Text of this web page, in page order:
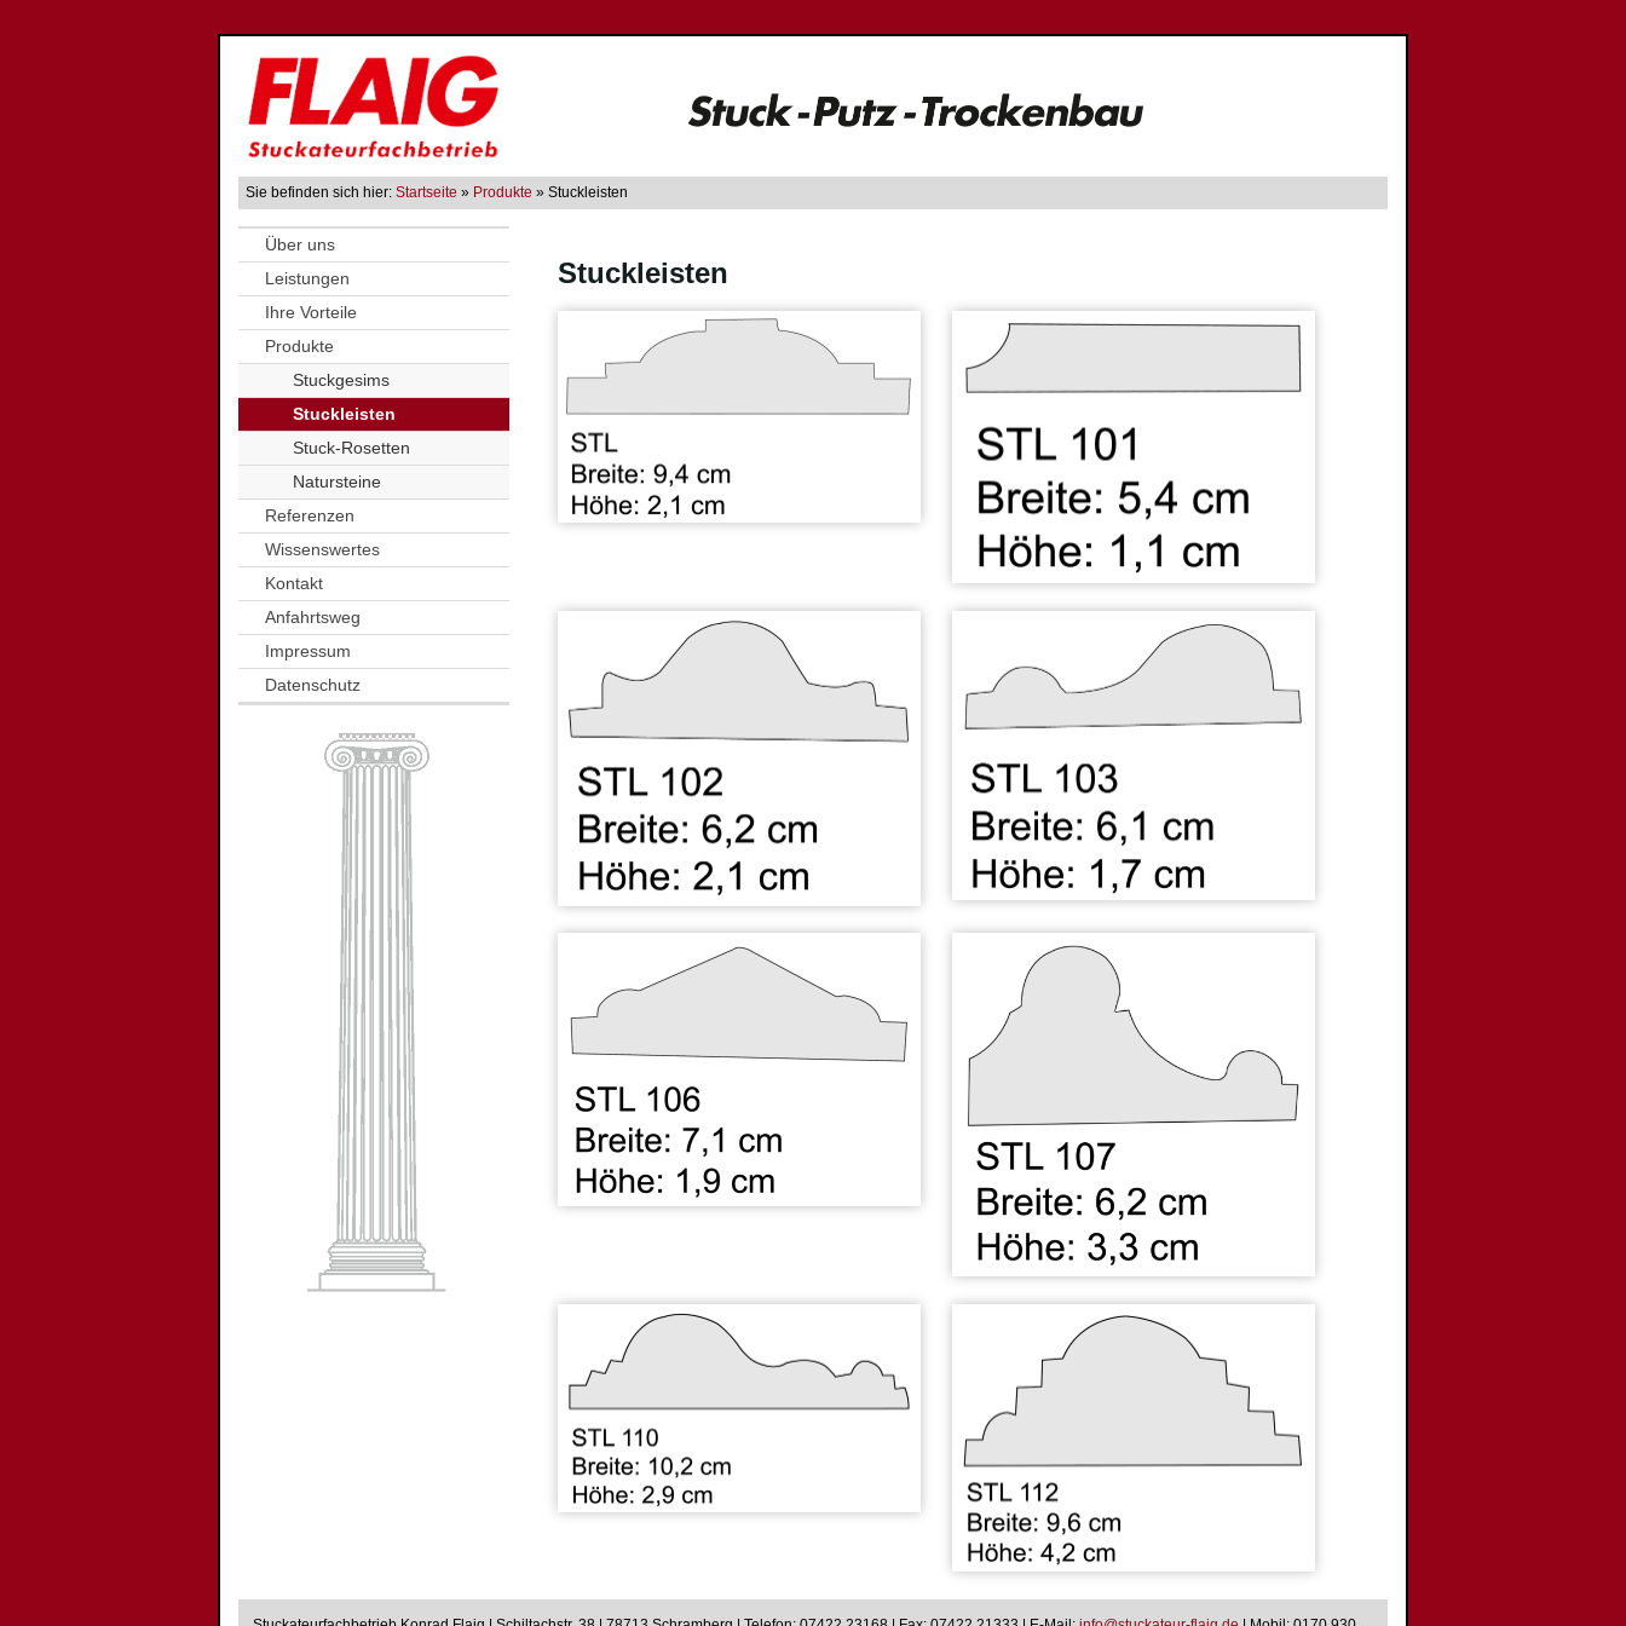
Sie befinden sich hier:Startseite » Produkte » Stuckleisten
Über uns
Leistungen
Ihre Vorteile
Produkte
Stuckgesims
Stuckleisten
Stuck-Rosetten
Natursteine
Referenzen
Wissenswertes
Kontakt
Anfahrtsweg
Impressum
Datenschutz
Stuckleisten